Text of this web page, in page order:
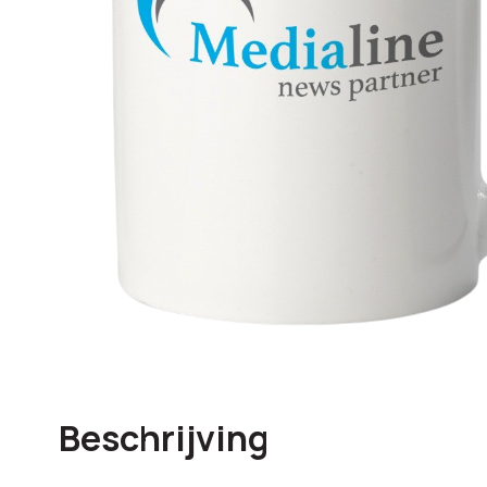
Beschrijving